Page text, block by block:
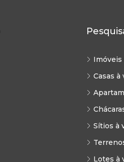
Imóveis
Casas
Sítios à
Lotes à